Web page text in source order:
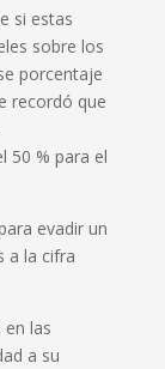
si estas
sobre los
porcentaje
recordó que
50 % para el
evadir un
a la cifra
las
a su